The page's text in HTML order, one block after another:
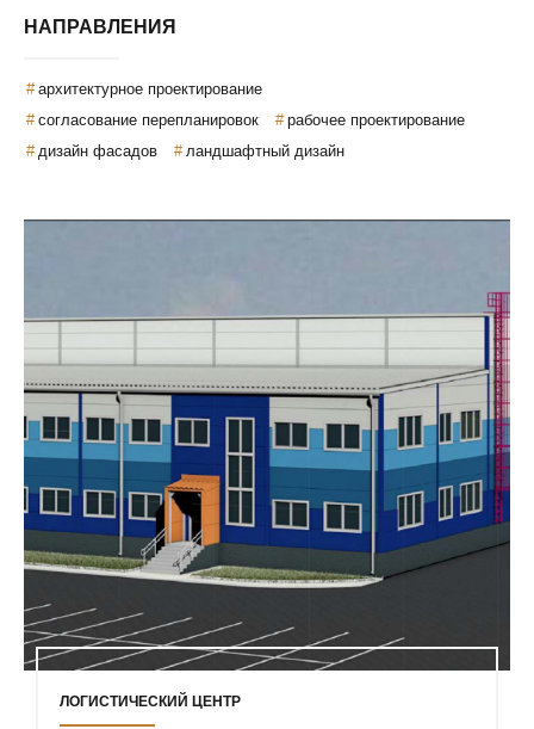
НАПРАВЛЕНИЯ
архитектурное проектирование
согласование перепланировок
рабочее проектирование
дизайн фасадов
ландшафтный дизайн
ЛОГИСТИЧЕСКИЙ ЦЕНТР